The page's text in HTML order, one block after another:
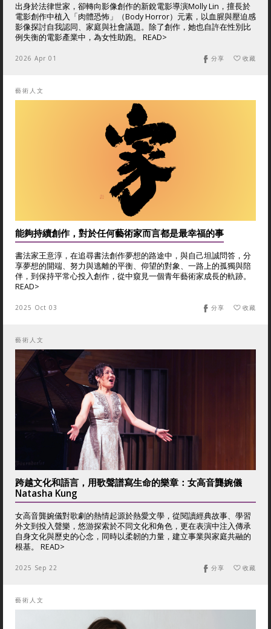
出身於法律世家，卻轉向影像創作的新銳電影導演Molly Lin，擅長於
電影創作中植入「肉體恐怖」（Body Horror）元素，以血腥與壓迫感
影像探討自我認同、家庭與社會議題。除了創作，她也自許在性別比
例失衡的電影產業中，為女性助跑。 READ>
2026 Apr 01 收藏
分享
藝術人文
能夠持續創作，對於任何藝術家而言都是最幸福的事
書法家王意淳，在追尋書法創作夢想的路途中，與自己坦誠問答，分
享夢想的開端、努力與逃離的平衡、仰望的對象、一路上的孤獨與陪
伴，到保持平常心投入創作，從中窺見一個青年藝術家成長的軌跡。
READ>
2025 Oct 03 收藏
分享
藝術人文
跨越文化和語言，用歌聲譜寫生命的樂章：女高音龔婉儀
Natasha Kung
女高音龔婉儀對歌劇的熱情起源於熱愛文學，從閱讀經典故事、學習
外文到投入聲樂，悠游探索於不同文化和角色，更在表演中注入傳承
自身文化與歷史的心念，同時以柔韌的力量，建立事業與家庭共融的
根基。 READ>
2025 Sep 22 收藏
分享
藝術人文